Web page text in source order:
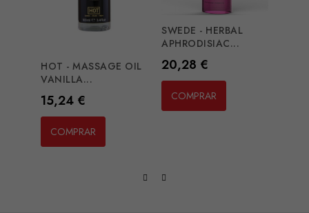
HOT - MASSAGE OIL
VANILLA...
Preço
15,24 €
COMPRAR
SWEDE - HERBAL
APHRODISIAC...
Preço
20,28 €
COMPRAR